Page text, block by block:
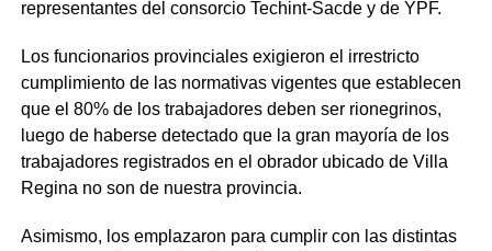
representantes del consorcio Techint-Sacde y de YPF.
Los funcionarios provinciales exigieron el irrestricto
cumplimiento de las normativas vigentes que establecen
que el 80% de los trabajadores deben ser rionegrinos,
luego de haberse detectado que la gran mayoría de los
trabajadores registrados en el obrador ubicado de Villa
Regina no son de nuestra provincia.
Asimismo, los emplazaron para cumplir con las distintas